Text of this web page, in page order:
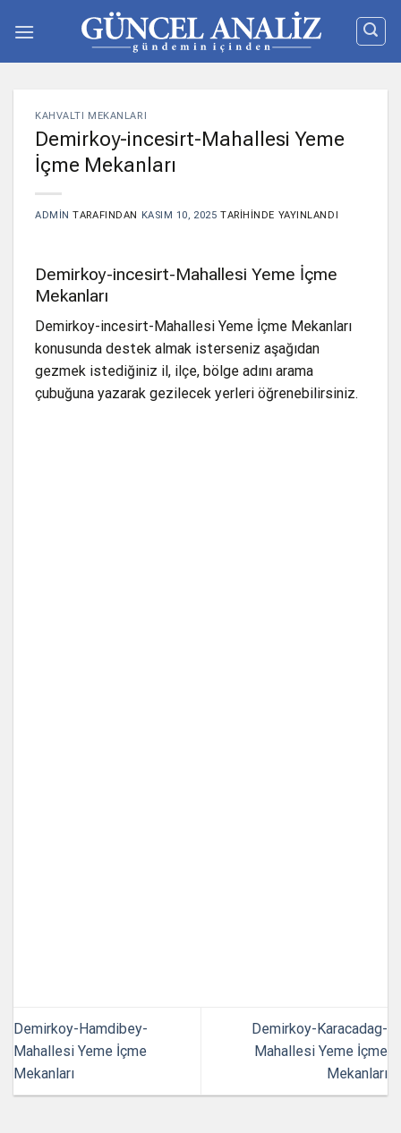
atla
KAHVALTI MEKANLARI
Demirkoy-incesirt-Mahallesi Yeme
İçme Mekanları
ADMIN TARAFINDAN KASIM 10, 2025 TARIHINDE YAYINLANDI
Demirkoy-incesirt-Mahallesi Yeme İçme
Mekanları
Demirkoy-incesirt-Mahallesi Yeme İçme Mekanları
konusunda destek almak isterseniz aşağıdan
gezmek istediğiniz il, ilçe, bölge adını arama
çubuğuna yazarak gezilecek yerleri öğrenebilirsiniz.
Demirkoy-Hamdibey-
Mahallesi Yeme İçme
Mekanları
Demirkoy-Karacadag-
Mahallesi Yeme İçme
Mekanları